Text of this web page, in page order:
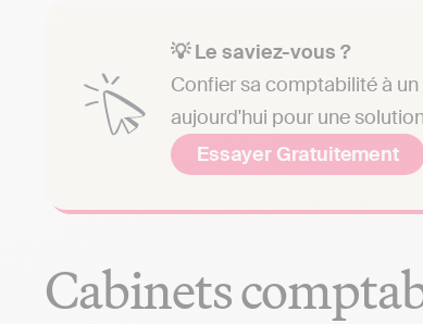
💡 Le saviez-vous ?
Confier sa comptabilité à
aujourd'hui pour une
Essayer Gratuitement
Cabinets